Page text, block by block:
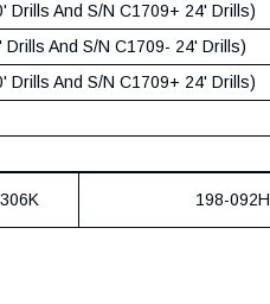
Drills And S/N C1709+ 24' Drills)
And S/N C1709- 24' Drills)
Drills And S/N C1709+ 24' Drills)
198-092H